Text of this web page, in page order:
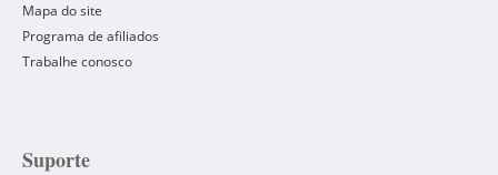
Mapa do site
Programa de afiliados
Trabalhe conosco
Suporte